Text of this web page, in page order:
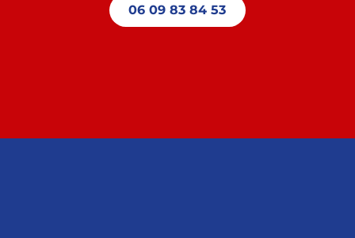
06 09 83 84 53